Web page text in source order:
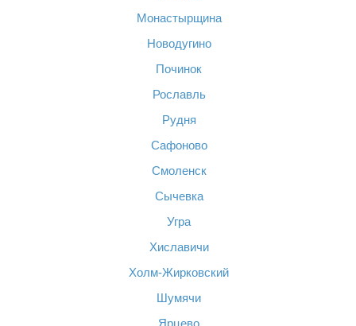
Монастырщина
Новодугино
Починок
Рославль
Рудня
Сафоново
Смоленск
Сычевка
Угра
Хиславичи
Холм-Жирковский
Шумячи
Ярцево